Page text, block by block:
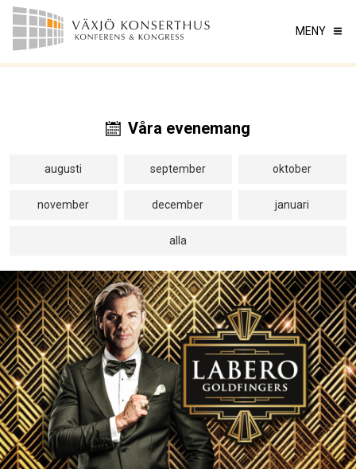
MENY
Våra evenemang
augusti september oktober
november december januari
alla